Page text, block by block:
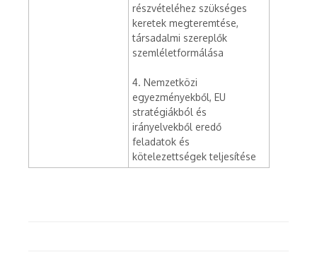
részvételéhez szükséges
keretek megteremtése,
társadalmi szereplők
szemléletformálása
4. Nemzetközi
egyezményekből, EU
stratégiákból és
irányelvekből eredő
feladatok és
kötelezettségek teljesítése